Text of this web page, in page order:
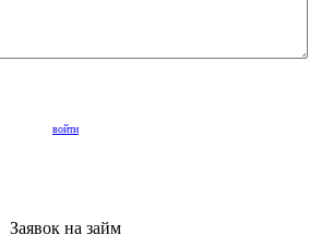
войти
Заявок на займ